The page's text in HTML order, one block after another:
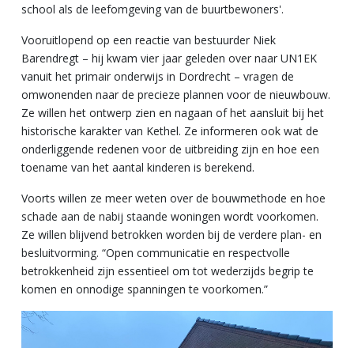
school als de leefomgeving van de buurtbewoners'.
Vooruitlopend op een reactie van bestuurder Niek
Barendregt – hij kwam vier jaar geleden over naar UN1EK
vanuit het primair onderwijs in Dordrecht – vragen de
omwonenden naar de precieze plannen voor de nieuwbouw.
Ze willen het ontwerp zien en nagaan of het aansluit bij het
historische karakter van Kethel. Ze informeren ook wat de
onderliggende redenen voor de uitbreiding zijn en hoe een
toename van het aantal kinderen is berekend.
Voorts willen ze meer weten over de bouwmethode en hoe
schade aan de nabij staande woningen wordt voorkomen.
Ze willen blijvend betrokken worden bij de verdere plan- en
besluitvorming. “Open communicatie en respectvolle
betrokkenheid zijn essentieel om tot wederzijds begrip te
komen en onnodige spanningen te voorkomen.”